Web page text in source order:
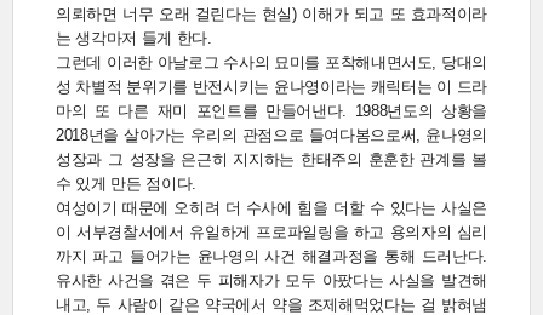
의뢰하면 너무 오래 걸린다는 현실) 이해가 되고 또 효과적이라
는 생각마저 들게 한다.
그런데 이러한 아날로그 수사의 묘미를 포착해내면서도, 당대의
성 차별적 분위기를 반전시키는 윤나영이라는 캐릭터는 이 드라
마의 또 다른 재미 포인트를 만들어낸다. 1988년도의 상황을
2018년을 살아가는 우리의 관점으로 들여다봄으로써, 윤나영의
성장과 그 성장을 은근히 지지하는 한태주의 훈훈한 관계를 볼
수 있게 만든 점이다.
여성이기 때문에 오히려 더 수사에 힘을 더할 수 있다는 사실은
이 서부경찰서에서 유일하게 프로파일링을 하고 용의자의 심리
까지 파고 들어가는 윤나영의 사건 해결과정을 통해 드러난다.
유사한 사건을 겪은 두 피해자가 모두 아팠다는 사실을 발견해
내고, 두 사람이 같은 약국에서 약을 조제해먹었다는 걸 밝혀냄